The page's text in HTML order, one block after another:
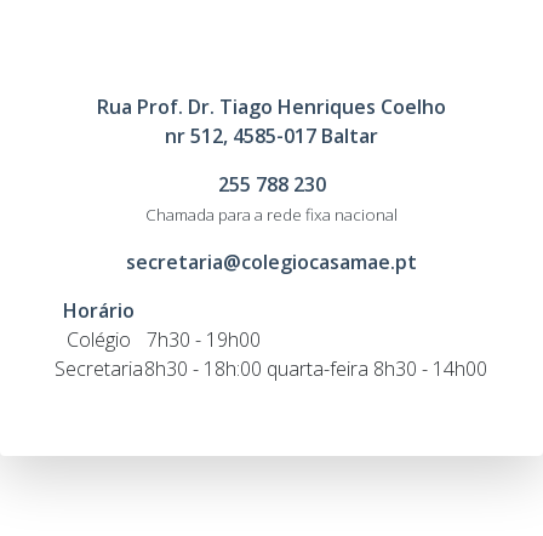
Rua Prof. Dr. Tiago Henriques Coelho
nr 512, 4585-017 Baltar
255 788 230
Chamada para a rede fixa nacional
secretaria@colegiocasamae.pt
Horário
Colégio
7h30 - 19h00
Secretaria8h30 - 18h:00 quarta-feira 8h30 - 14h00